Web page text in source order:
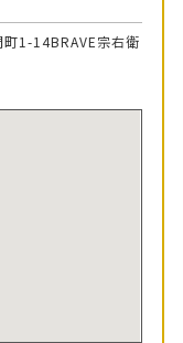
1-14BRAVE宗右衛